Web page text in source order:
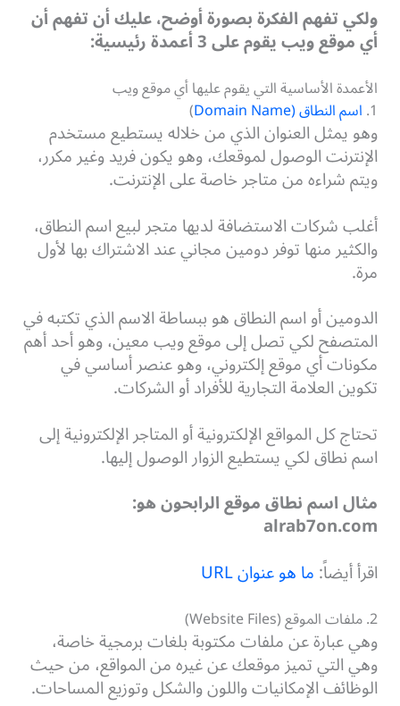
ولكي تفهم الفكرة بصورة أوضح، عليك أن تفهم أن
أي موقع ويب يقوم على 3 أعمدة رئيسية:
الأعمدة الأساسية التي يقوم عليها أي موقع ويب
1. اسم النطاق (Domain Name )
وهو يمثل العنوان الذي من خلاله يستطيع مستخدم
الإنترنت الوصول لموقعك، وهو يكون فريد وغير مكرر،
ويتم شراءه من متاجر خاصة على الإنترنت.
أغلب شركات الاستضافة لديها متجر لبيع اسم النطاق،
والكثير منها توفر دومين مجاني عند الاشتراك بها لأول
مرة.
الدومين أو اسم النطاق هو ببساطة الاسم الذي تكتبه في
المتصفح لكي تصل إلى موقع ويب معين، وهو أحد أهم
مكونات أي موقع إلكتروني، وهو عنصر أساسي في
تكوين العلامة التجارية للأفراد أو الشركات.
تحتاج كل المواقع الإلكترونية أو المتاجر الإلكترونية إلى
اسم نطاق لكي يستطيع الزوار الوصول إليها.
مثال اسم نطاق موقع الرابحون هو:
alrab7on.com
اقرأ أيضاً:ما هو عنوان URL
2. ملفات الموقع (Website Files)
وهي عبارة عن ملفات مكتوبة بلغات برمجية خاصة،
وهي التي تميز موقعك عن غيره من المواقع، من حيث
الوظائف الإمكانيات واللون والشكل وتوزيع المساحات.